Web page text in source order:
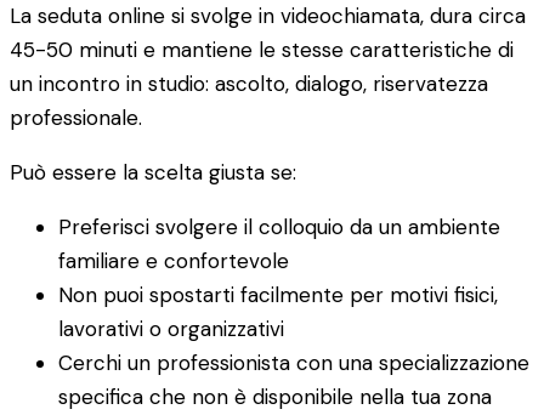
La seduta online si svolge in videochiamata, dura circa
45-50 minuti e mantiene le stesse caratteristiche di
un incontro in studio: ascolto, dialogo, riservatezza
professionale.
Può essere la scelta giusta se:
Preferisci svolgere il colloquio da un ambiente
familiare e confortevole
Non puoi spostarti facilmente per motivi fisici,
lavorativi o organizzativi
Cerchi un professionista con una specializzazione
specifica che non è disponibile nella tua zona